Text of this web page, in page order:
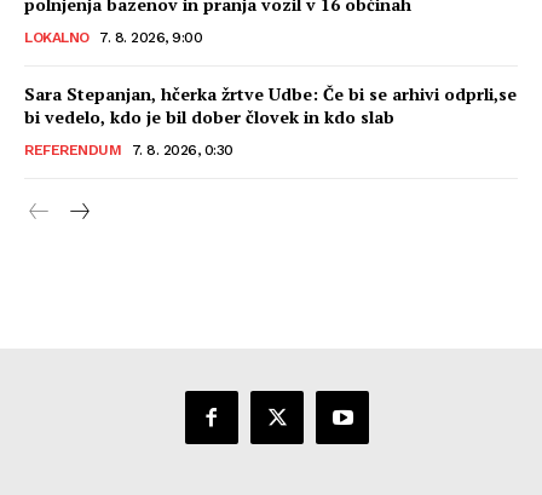
LOKALNO 7. 8. 2026, 9:00
Sara Stepanjan, hčerka žrtve Udbe: Če bi se arhivi odprli,se
bi vedelo, kdo je bil dober človek in kdo slab
REFERENDUM 7. 8. 2026, 0:30